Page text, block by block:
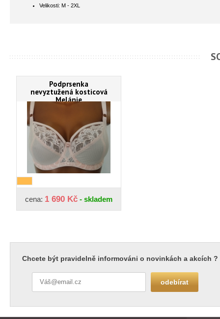
Velikosti: M - 2XL
Podprsenka
nevyztužená kosticová
Melánie
cena: 1 690 Kč - skladem
Chcete být pravidelně informováni o novinkách a akcích ?